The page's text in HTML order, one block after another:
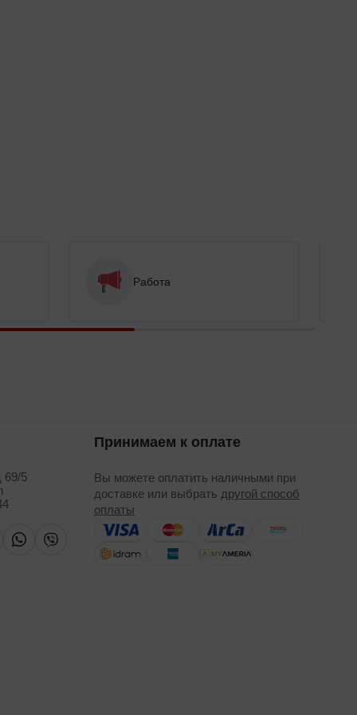
Работа
69/5
Принимаем к оплате
Вы можете оплатить наличными при
доставке или выбрать другой способ
оплаты